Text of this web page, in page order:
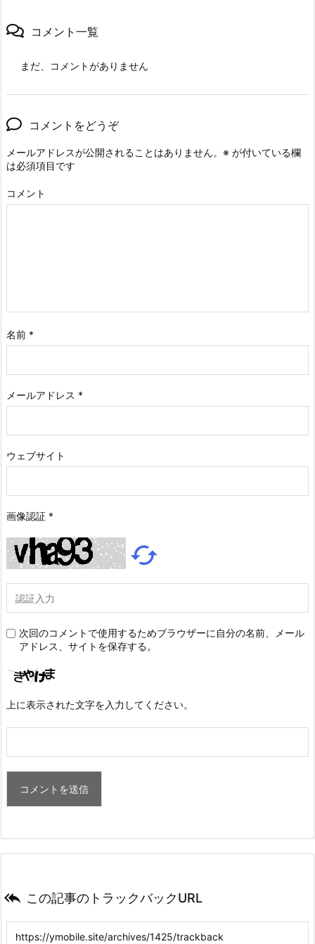
コメント一覧
まだ、コメントがありません
コメントをどうぞ
メールアドレスが公開されることはありません。 ※ が付いている欄
は必須項目です
コメント
名前 *
メールアドレス *
ウェブサイト
画像認証 *

次回のコメントで使用するためブラウザーに自分の名前、メール
アドレス、サイトを保存する。
上に表示された文字を入力してください。
 この記事のトラックバックURL